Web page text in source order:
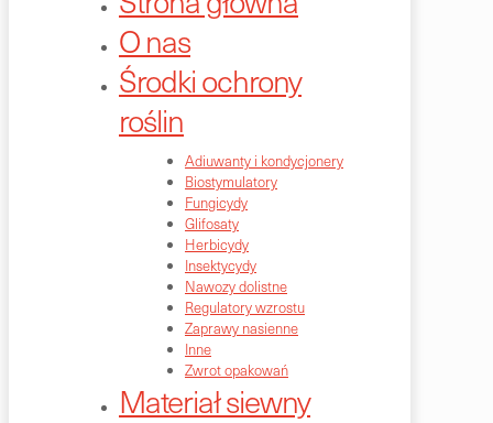
O nas
Środki ochrony
roślin
Adiuwanty i kondycjonery
Biostymulatory
Fungicydy
Glifosaty
Herbicydy
Insektycydy
Nawozy dolistne
Regulatory wzrostu
Zaprawy nasienne
Inne
Zwrot opakowań
Materiał siewny